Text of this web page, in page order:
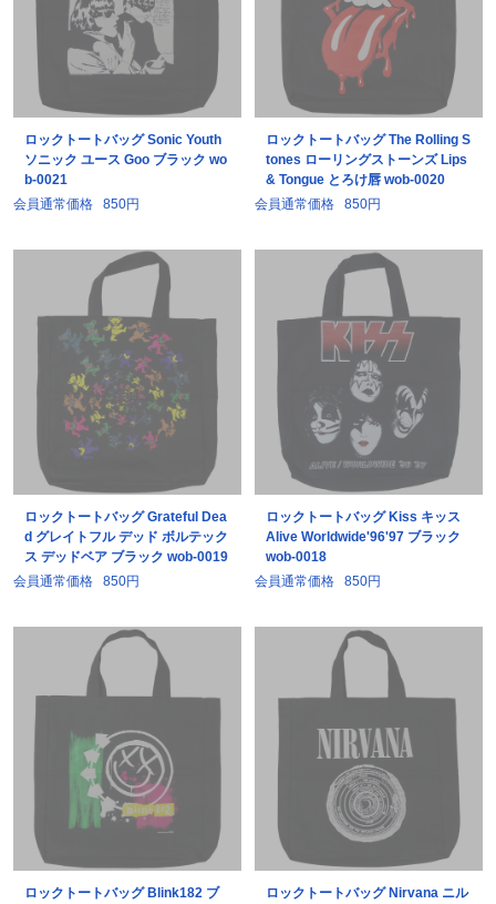
ロックトートバッグ Sonic Youth
ソニック ユース Goo ブラック wo
b-0021
会員通常価格
850円
ロックトートバッグ The Rolling S
tones ローリングストーンズ Lips
& Tongue とろけ唇 wob-0020
会員通常価格
850円
ロックトートバッグ Grateful Dea
d グレイトフル デッド ボルテック
ス デッドベア ブラック wob-0019
会員通常価格
850円
ロックトートバッグ Kiss キッス
Alive Worldwide'96'97 ブラック
wob-0018
会員通常価格
850円
ロックトートバッグ Blink182 ブ
ロックトートバッグ Nirvana ニル